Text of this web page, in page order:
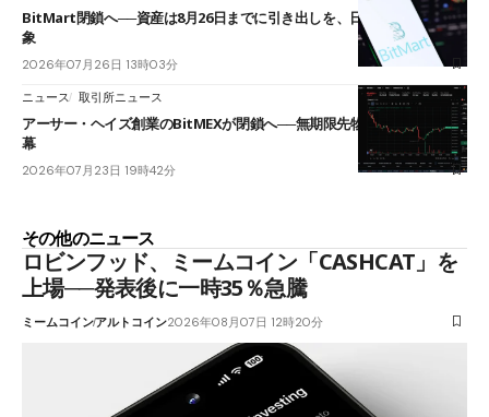
BitMart閉鎖へ──資産は8月26日までに引き出しを、日本人利用者も対
象
2026年07月26日 13時03分
ニュース 取引所ニュース
アーサー・ヘイズ創業のBitMEXが閉鎖へ──無期限先物を生んだ11年に
幕
2026年07月23日 19時42分
その他のニュース
ロビンフッド、ミームコイン「CASHCAT」を
上場──発表後に一時35％急騰
ミームコインアルトコイン2026年08月07日 12時20分